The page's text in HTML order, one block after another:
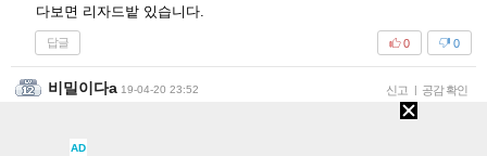
다보면 리자드밭 있습니다.
답글 0
0
비밀이다a 19-04-20 23:52 신고 | 공감 확인
다른 질문인데 신섭 암기 오림으로 뭘 노리는게 제일 효과적일까요??
AD